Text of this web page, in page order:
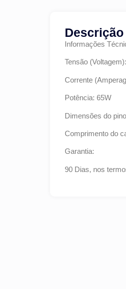
Descrição
Informações
Tensão
Corrente
Potência: 65W
Dimensões do
Comprimento do
Garantia:
90 Dias, nos